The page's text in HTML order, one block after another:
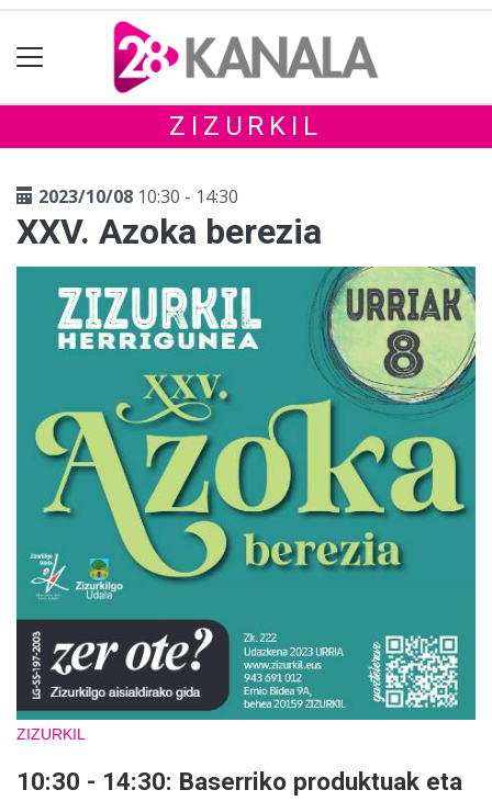
ZIZURKIL
2023/10/08 10:30 - 14:30
XXV. Azoka berezia
ZIZURKIL
10:30 - 14:30: Baserriko produktuak eta